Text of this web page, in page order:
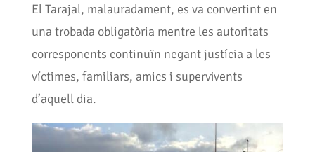
El Tarajal, malauradament, es va convertint en
una trobada obligatòria mentre les autoritats
corresponents continuïn negant justícia a les
víctimes, familiars, amics i supervivents
d’aquell dia.